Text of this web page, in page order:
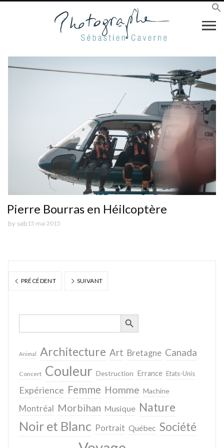
Pierre Bourras en Héilcoptère
by seb 15 mai 2015
PRÉCÉDENT SUIVANT
Search
SEARCH BUTTON
Animal Architecture Art Bretagne Canada
Concert Couleur Destruction Errance Etats-Unis
Expérience Femme Homme Machine
Montréal Morbihan Musique Nature
Noir et Blanc Portrait Québec Société